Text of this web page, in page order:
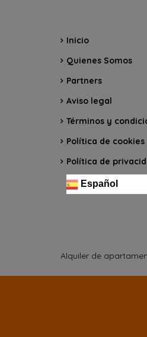
Inicio
Quienes Somos
Partners
Aviso legal
Términos y
Política de cookies
Política de
Español
Alquiler de